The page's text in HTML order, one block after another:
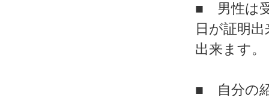
■ 男性は
日が証明
出来ます。
■ 自分の